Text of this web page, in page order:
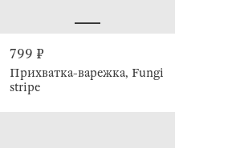
799 ₽
Прихватка-варежка, Fungi
stripe